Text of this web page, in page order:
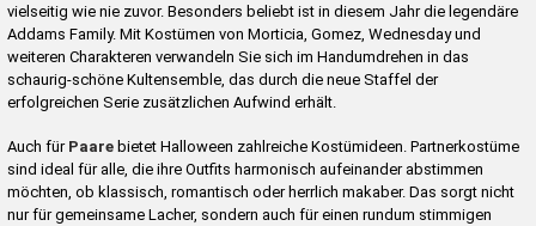
vielseitig wie nie zuvor. Besonders beliebt ist in diesem Jahr die legendäre
Addams Family. Mit Kostümen von Morticia, Gomez, Wednesday und
weiteren Charakteren verwandeln Sie sich im Handumdrehen in das
schaurig-schöne Kultensemble, das durch die neue Staffel der
erfolgreichen Serie zusätzlichen Aufwind erhält.
Auch für Paarebietet Halloween zahlreiche Kostümideen. Partnerkostüme
sind ideal für alle, die ihre Outfits harmonisch aufeinander abstimmen
möchten, ob klassisch, romantisch oder herrlich makaber. Das sorgt nicht
nur für gemeinsame Lacher, sondern auch für einen rundum stimmigen